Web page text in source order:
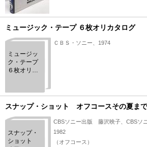
ミュージック・テープ ６枚オリカタログ
ミュージッ
ク・テープ
６枚オリカ
ＣＢＳ・ソニー、1974
スナップ・ショット オフコースその夏まで
スナップ・
ショット
CBSソニー出版 藤沢映子、CBSソ
1982
（オフコース）